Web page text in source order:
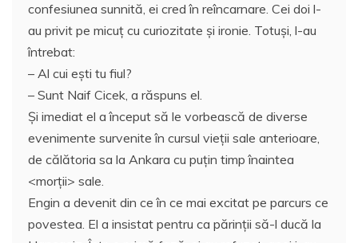
confesiunea sunnită, ei cred în reîncarnare. Cei doi l-
au privit pe micuţ cu curiozitate şi ironie. Totuşi, l-au
întrebat:
– Al cui eşti tu fiul?
– Sunt Naif Cicek, a răspuns el.
Şi imediat el a început să le vorbească de diverse
evenimente survenite în cursul vieţii sale anterioare,
de călătoria sa la Ankara cu puţin timp înaintea
<morţii> sale.
Engin a devenit din ce în ce mai excitat pe parcurs ce
povestea. El a insistat pentru ca părinţii să-l ducă la